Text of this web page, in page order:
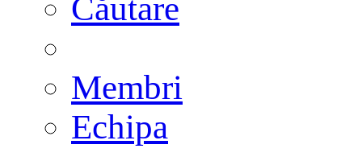
Căutare
Membri
Echipa